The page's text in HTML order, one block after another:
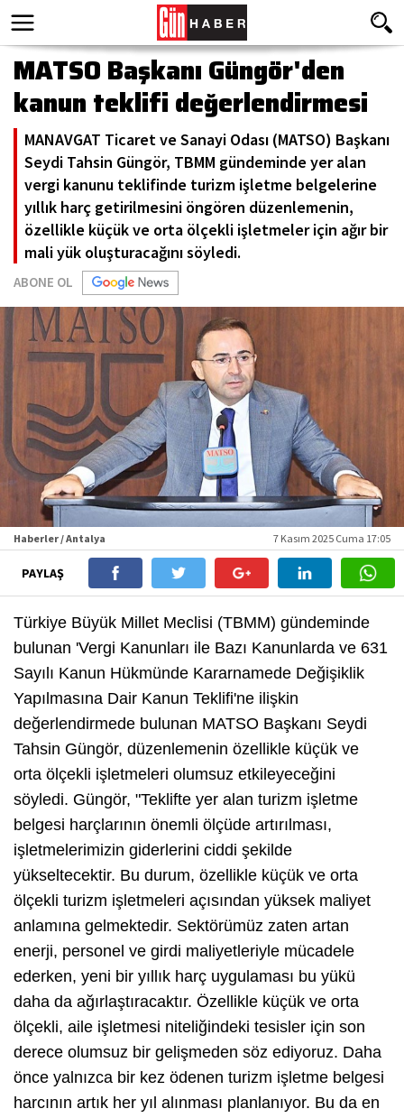
MATSO Başkanı Güngör'den
kanun teklifi değerlendirmesi
MANAVGAT Ticaret ve Sanayi Odası (MATSO) Başkanı
Seydi Tahsin Güngör, TBMM gündeminde yer alan
vergi kanunu teklifinde turizm işletme belgelerine
yıllık harç getirilmesini öngören düzenlemenin,
özellikle küçük ve orta ölçekli işletmeler için ağır bir
mali yük oluşturacağını söyledi.
ABONE OL
Haberler / Antalya 7 Kasım 2025 Cuma 17:05
PAYLAŞ
Türkiye Büyük Millet Meclisi (TBMM) gündeminde
bulunan 'Vergi Kanunları ile Bazı Kanunlarda ve 631
Sayılı Kanun Hükmünde Kararnamede Değişiklik
Yapılmasına Dair Kanun Teklifi'ne ilişkin
değerlendirmede bulunan MATSO Başkanı Seydi
Tahsin Güngör, düzenlemenin özellikle küçük ve
orta ölçekli işletmeleri olumsuz etkileyeceğini
söyledi. Güngör, "Teklifte yer alan turizm işletme
belgesi harçlarının önemli ölçüde artırılması,
işletmelerimizin giderlerini ciddi şekilde
yükseltecektir. Bu durum, özellikle küçük ve orta
ölçekli turizm işletmeleri açısından yüksek maliyet
anlamına gelmektedir. Sektörümüz zaten artan
enerji, personel ve girdi maliyetleriyle mücadele
ederken, yeni bir yıllık harç uygulaması bu yükü
daha da ağırlaştıracaktır. Özellikle küçük ve orta
ölçekli, aile işletmesi niteliğindeki tesisler için son
derece olumsuz bir gelişmeden söz ediyoruz. Daha
önce yalnızca bir kez ödenen turizm işletme belgesi
harcının artık her yıl alınması planlanıyor. Bu da en